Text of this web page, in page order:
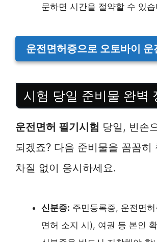
문하면 시간을 절약할 수 있
운전면허증으로 오토바이 운
시험 당일 준비물 완벽
운전면허 필기시험 당일, 빈손
되겠죠? 다음 준비물을 꼼꼼히
차질 없이 응시하세요.
신분증: 주민등록증, 운전면
면허 소지 시), 여권 등 본인